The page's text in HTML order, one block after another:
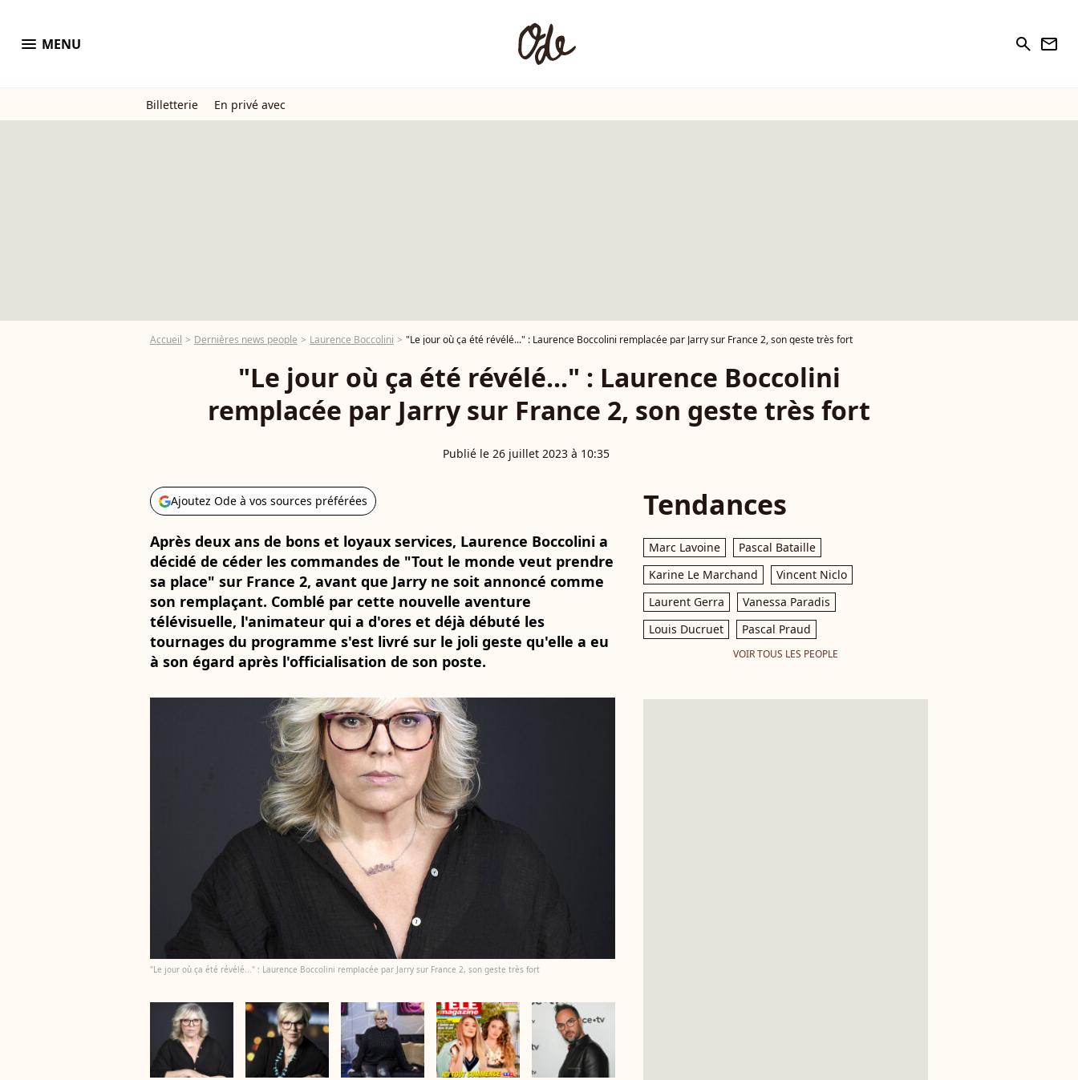
menu MENU search newsletter
Billetterie En privé avec
Accueil Dernières news people Laurence Boccolini "Le jour où ça été révélé..." : Laurence Boccolini remplacée par Jarry sur France 2, son geste très fort
"Le jour où ça été révélé..." : Laurence Boccolini
remplacée par Jarry sur France 2, son geste très fort
Publié le 26 juillet 2023 à 10:35
Ajoutez Ode à vos sources préférées
Après deux ans de bons et loyaux services, Laurence Boccolini a
décidé de céder les commandes de "Tout le monde veut prendre
sa place" sur France 2, avant que Jarry ne soit annoncé comme
son remplaçant. Comblé par cette nouvelle aventure
télévisuelle, l'animateur qui a d'ores et déjà débuté les
tournages du programme s'est livré sur le joli geste qu'elle a eu
à son égard après l'officialisation de son poste.
"Le jour où ça été révélé..." : Laurence Boccolini remplacée par Jarry sur France 2, son geste très fort
Tendances
Marc Lavoine
Pascal Bataille
Karine Le Marchand
Vincent Niclo
Laurent Gerra
Vanessa Paradis
Louis Ducruet
Pascal Praud
VOIR TOUS LES PEOPLE